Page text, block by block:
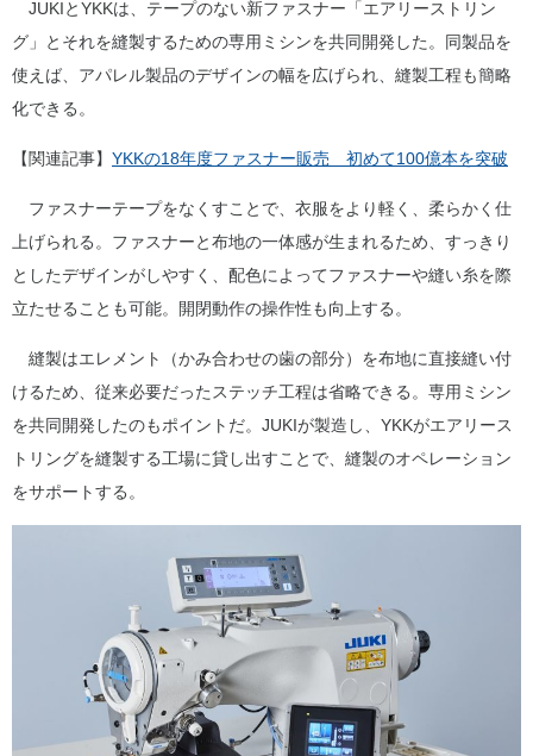
JUKIとYKKは、テープのない新ファスナー「エアリーストリン
グ」とそれを縫製するための専用ミシンを共同開発した。同製品を
使えば、アパレル製品のデザインの幅を広げられ、縫製工程も簡略
化できる。
【関連記事】 YKKの18年度ファスナー販売 初めて100億本を突破
ファスナーテープをなくすことで、衣服をより軽く、柔らかく仕
上げられる。ファスナーと布地の一体感が生まれるため、すっきり
としたデザインがしやすく、配色によってファスナーや縫い糸を際
立たせることも可能。開閉動作の操作性も向上する。
縫製はエレメント（かみ合わせの歯の部分）を布地に直接縫い付
けるため、従来必要だったステッチ工程は省略できる。専用ミシン
を共同開発したのもポイントだ。JUKIが製造し、YKKがエアリース
トリングを縫製する工場に貸し出すことで、縫製のオペレーション
をサポートする。